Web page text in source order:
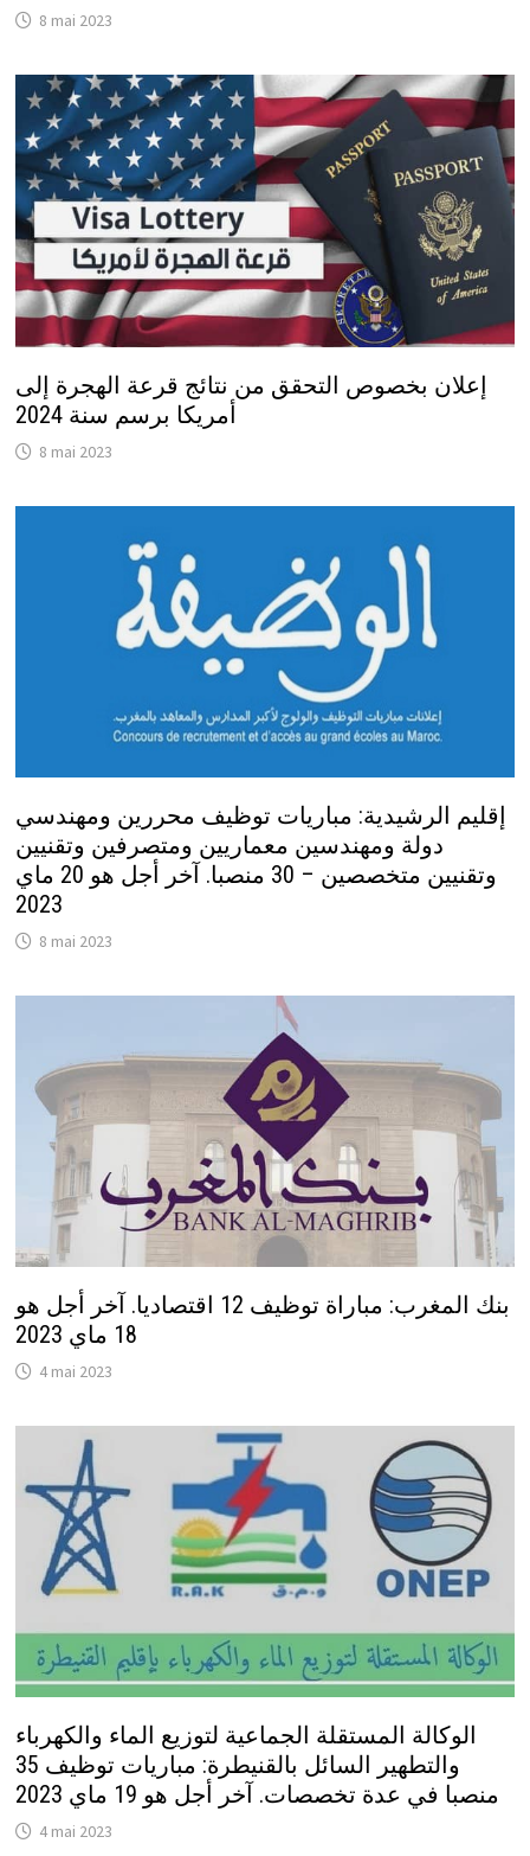
8 mai 2023
إعلان بخصوص التحقق من نتائج قرعة الهجرة إلى
أمريكا برسم سنة 2024
8 mai 2023
إقليم الرشيدية: مباريات توظيف محررين ومهندسي
دولة ومهندسين معماريين ومتصرفين وتقنيين
وتقنيين متخصصين – 30 منصبا. آخر أجل هو 20 ماي
2023
8 mai 2023
بنك المغرب: مباراة توظيف 12 اقتصاديا. آخر أجل هو
18 ماي 2023
4 mai 2023
الوكالة المستقلة الجماعية لتوزيع الماء والكهرباء
والتطهير السائل بالقنيطرة: مباريات توظيف 35
منصبا في عدة تخصصات. آخر أجل هو 19 ماي 2023
4 mai 2023